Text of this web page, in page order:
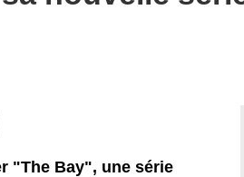
cet article
"The Bay", une série